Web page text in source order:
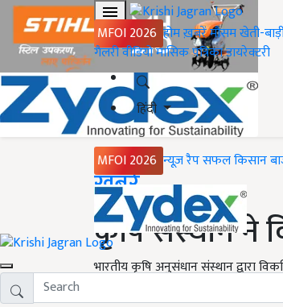
MFOI 2026 होमख़बरेंमौसमखेती-
गैलरीवीडियोमासिक पत्रिकाडायरेक्टरी
हिंदी
MFOI 2026 न्यूज़ रैपसफल किसान
Home
ख़बरें
कृषि संस्थान ने
भारतीय कृषि अनुसंधान संस्थान द्वारा